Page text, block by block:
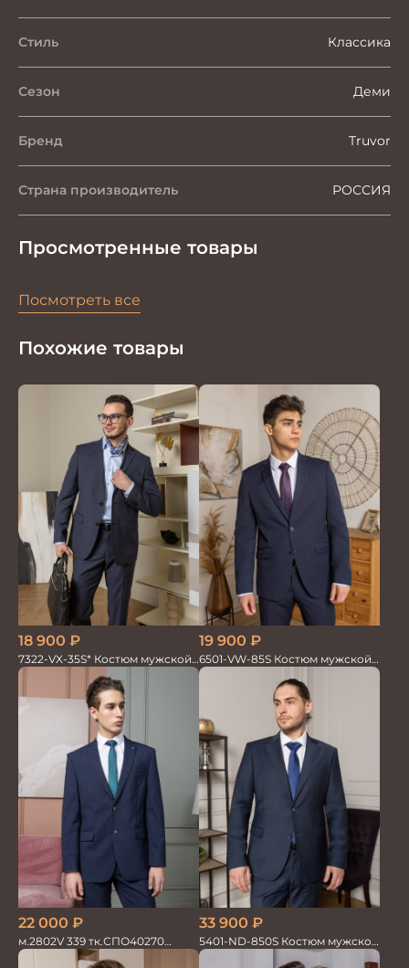
Стиль Классика
Сезон Деми
Бренд Truvor
Страна производитель РОССИЯ
Просмотренные товары
Посмотреть все
Похожие товары
18 900 ₽
7322-VX-35S* Костюм мужской
двойка
19 900 ₽
6501-VW-85S Костюм мужской
двойка
22 000 ₽
м.2802V 339 тк.СПО40270
Костюм мужской
33 900 ₽
5401-ND-850S Костюм мужской
двойка